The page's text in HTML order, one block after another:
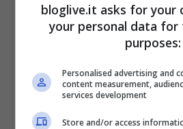
Mentre la sorella aveva
stato ricoverato qualche
Ormai guarita la donna ha
bloglive.it asks for your
your personal data
purposes:
Personalised advertising and
content measurement,
services development
Store and/or access